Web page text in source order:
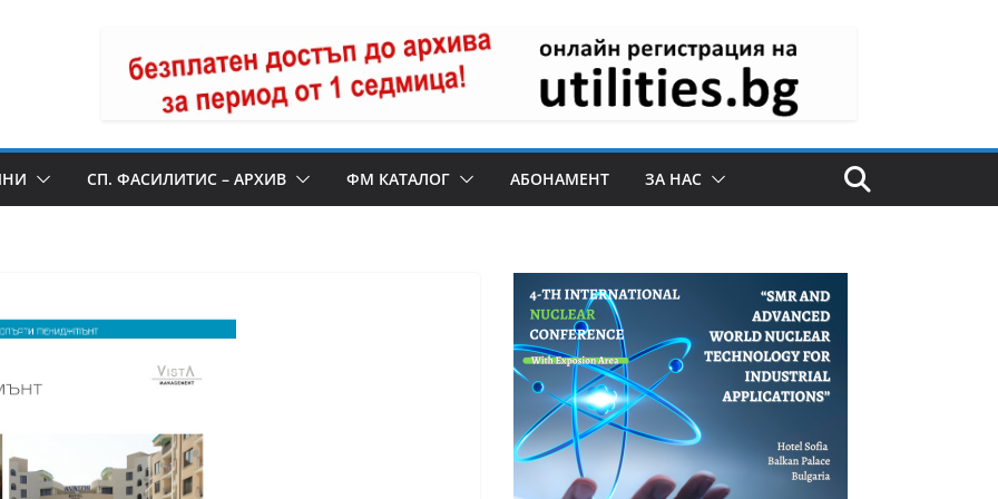
СП. ФАСИЛИТИС – АРХИВ ФМ КАТАЛОГ АБОНАМЕНТ ЗА НАС